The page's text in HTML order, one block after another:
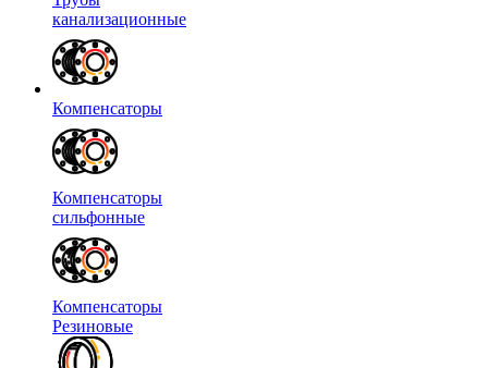
канализационные
Компенсаторы
Компенсаторы
сильфонные
Компенсаторы
Резиновые